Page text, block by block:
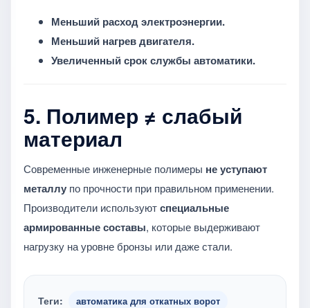
Меньший расход электроэнергии.
Меньший нагрев двигателя.
Увеличенный срок службы автоматики.
5. Полимер ≠ слабый
материал
Современные инженерные полимеры не уступают
металлу по прочности при правильном применении.
Производители используютспециальные
армированные составы, которые выдерживают
нагрузку на уровне бронзы или даже стали.
Теги: автоматика для откатных ворот